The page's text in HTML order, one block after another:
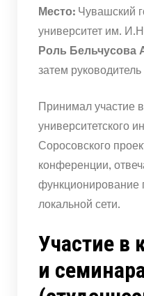
Место:Чувашский
университет им.
Роль Бельчусова
затем
Принимал участие
университетского
Соросовского
конференции,
функционирование
локальной сети.
Участие в
и